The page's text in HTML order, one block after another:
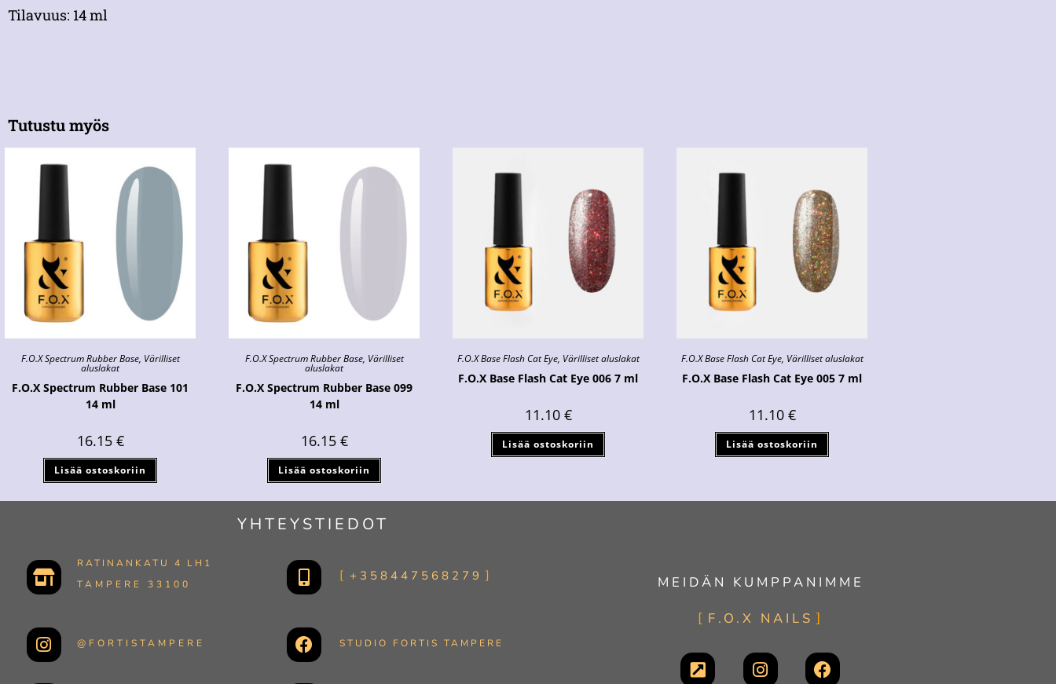
Tilavuus: 14 ml
Tutustu myös
F.O.X Spectrum Rubber Base, Värilliset
aluslakat
F.O.X Spectrum Rubber Base 101
14 ml
16.15 €
Lisää ostoskoriin
F.O.X Spectrum Rubber Base, Värilliset
aluslakat
F.O.X Spectrum Rubber Base 099
14 ml
16.15 €
Lisää ostoskoriin
F.O.X Base Flash Cat Eye, Värilliset aluslakat
F.O.X Base Flash Cat Eye 006 7 ml
11.10 €
Lisää ostoskoriin
F.O.X Base Flash Cat Eye, Värilliset aluslakat
F.O.X Base Flash Cat Eye 005 7 ml
11.10 €
Lisää ostoskoriin
YHTEYSTIEDOT
RATINANKATU 4 LH1
TAMPERE 33100
+358447568279
@FORTISTAMPERE STUDIO FORTIS TAMPERE
MEIDÄN KUMPPANIMME
F.O.X NAILS